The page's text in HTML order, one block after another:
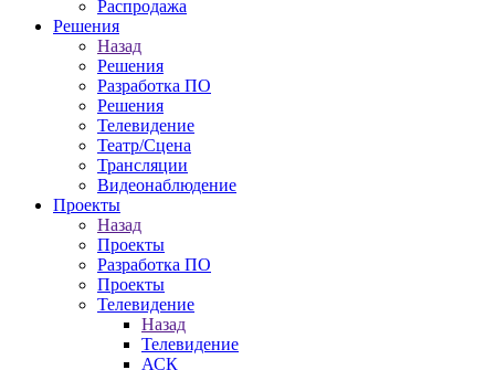
Распродажа
Решения
Назад
Решения
Разработка ПО
Решения
Телевидение
Театр/Сцена
Трансляции
Видеонаблюдение
Проекты
Назад
Проекты
Разработка ПО
Проекты
Телевидение
Назад
Телевидение
АСК